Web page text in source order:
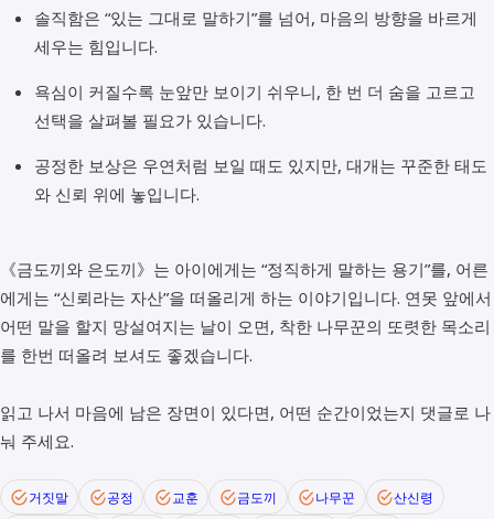
솔직함은 “있는 그대로 말하기”를 넘어, 마음의 방향을 바르게
세우는 힘입니다.
욕심이 커질수록 눈앞만 보이기 쉬우니, 한 번 더 숨을 고르고
선택을 살펴볼 필요가 있습니다.
공정한 보상은 우연처럼 보일 때도 있지만, 대개는 꾸준한 태도
와 신뢰 위에 놓입니다.
《금도끼와 은도끼》는 아이에게는 “정직하게 말하는 용기”를, 어른
에게는 “신뢰라는 자산”을 떠올리게 하는 이야기입니다. 연못 앞에서
어떤 말을 할지 망설여지는 날이 오면, 착한 나무꾼의 또렷한 목소리
를 한번 떠올려 보셔도 좋겠습니다.
읽고 나서 마음에 남은 장면이 있다면, 어떤 순간이었는지 댓글로 나
눠 주세요.
거짓말 공정 교훈 금도끼 나무꾼
산신령